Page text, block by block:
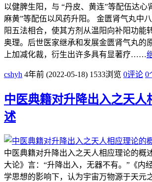
以健脾生阳，与 “丹皮、黄连”等配伍达心
麻黄”等配伍以风药升阳。 金匮肾气丸中
阳五法相合，使其方剂从温阳向补阳功能
奥理。后世医家继承和发展金匮肾气丸的
上加减化裁，衍生出许多具有显著疗……
cshyh 4年前 (2022-05-18) 1533浏览 0评论 0
中医典籍对升降出入之天人
述
中医典籍对升降出入之天人相应理论的概
大论》言：“升降出入，无器不有。”《内
学思想的影响下，认为宇宙万物源于天元